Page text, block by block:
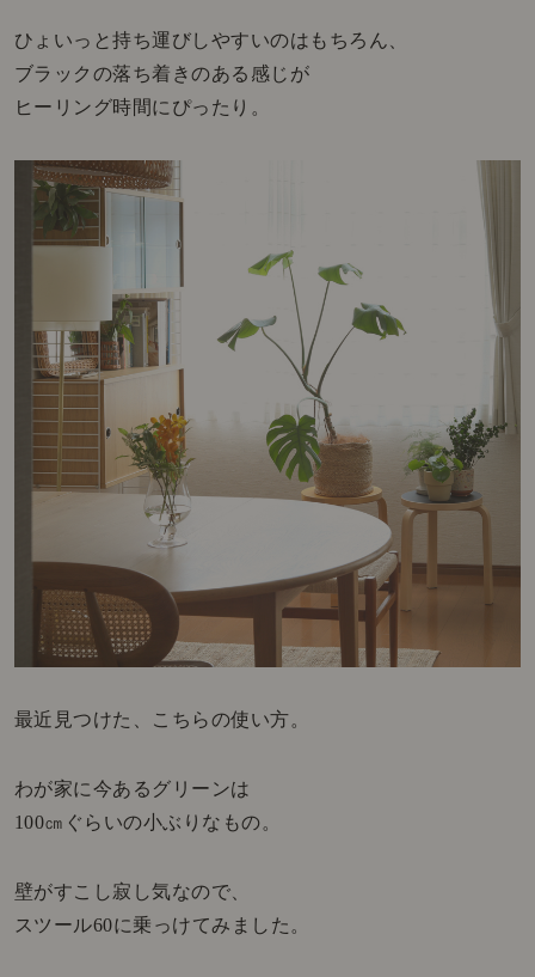
ひょいっと持ち運びしやすいのはもちろん、
ブラックの落ち着きのある感じが
ヒーリング時間にぴったり。
最近見つけた、こちらの使い方。
わが家に今あるグリーンは
100㎝ぐらいの小ぶりなもの。
壁がすこし寂し気なので、
スツール60に乗っけてみました。